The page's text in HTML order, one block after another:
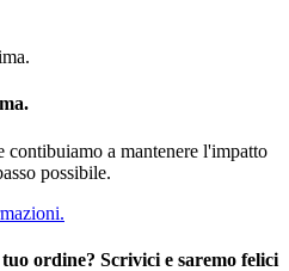
contibuiamo a mantenere l'impatto
possibile.
ordine? Scrivici e saremo felici